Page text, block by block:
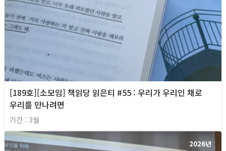
[189호][소모임] 책읽당 읽은티 #55 : 우리가 우리인 채로
우리를 만나려면
기간 : 3월
2026년